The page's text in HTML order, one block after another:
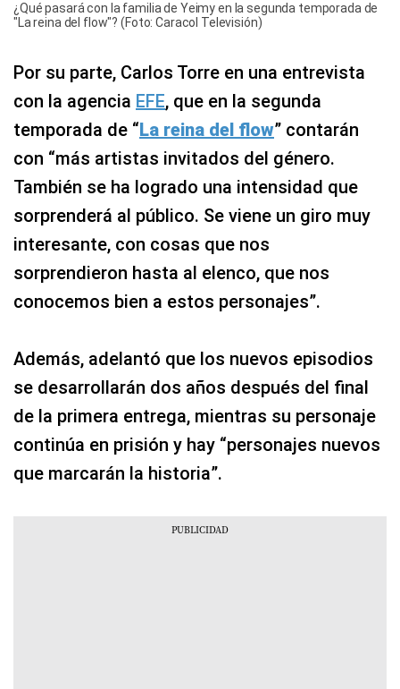
¿Qué pasará con la familia de Yeimy en la segunda temporada de
"La reina del flow"? (Foto: Caracol Televisión)
Por su parte, Carlos Torre en una entrevista
con la agencia EFE, que en la segunda
temporada de “La reina del flow” contarán
con “más artistas invitados del género.
También se ha logrado una intensidad que
sorprenderá al público. Se viene un giro muy
interesante, con cosas que nos
sorprendieron hasta al elenco, que nos
conocemos bien a estos personajes”.
Además, adelantó que los nuevos episodios
se desarrollarán dos años después del final
de la primera entrega, mientras su personaje
continúa en prisión y hay “personajes nuevos
que marcarán la historia”.